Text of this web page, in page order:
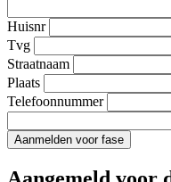
Huisnr
Tvg
Straatnaam
Plaats
Telefoonnummer
Aanmelden voor fase